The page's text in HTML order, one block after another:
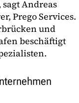
Andreas
Prego Services.
und
beschäftigt